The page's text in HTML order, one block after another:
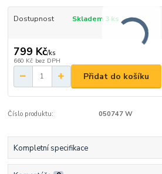
Dostupnost Skladem 3 ks
799 Kč/ks
660 Kč bez DPH
Přidat do košíku
Číslo produktu: 050747 W
Kompletní specifikace